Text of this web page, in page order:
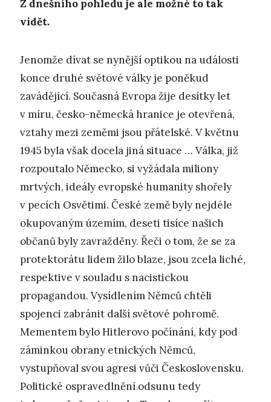
Z dnešního pohledu je ale možné to tak
vidět.
Jenomže dívat se nynější optikou na události
konce druhé světové války je poněkud
zavádějící. Současná Evropa žije desítky let
v míru, česko-německá hranice je otevřená,
vztahy mezi zeměmi jsou přátelské. V květnu
1945 byla však docela jiná situace … Válka, již
rozpoutalo Německo, si vyžádala miliony
mrtvých, ideály evropské humanity shořely
v pecích Osvětimi. České země byly nejdéle
okupovaným územím, deseti tisíce našich
občanů byly zavražděny. Řeči o tom, že se za
protektorátu lidem žilo blaze, jsou zcela liché,
respektive v souladu s nacistickou
propagandou. Vysídlením Němců chtěli
spojenci zabránit další světové pohromě.
Mementem bylo Hitlerovo počínání, kdy pod
záminkou obrany etnických Němců,
vystupňoval svou agresi vůči Československu.
Politické ospravedlnění odsunu tedy